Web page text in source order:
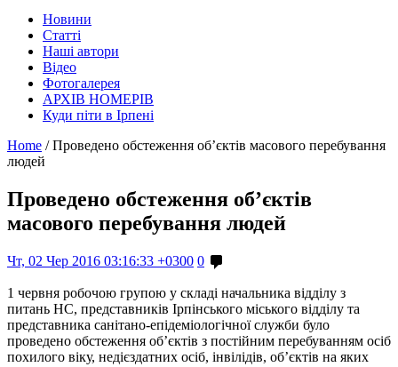
Новини
Статті
Наші автори
Відео
Фотогалерея
АРХІВ НОМЕРІВ
Куди піти в Ірпені
Home / Проведено обстеження об’єктів масового перебування
людей
Проведено обстеження об’єктів
масового перебування людей
Чт, 02 Чер 2016 03:16:33 +0300 0
1 червня робочою групою у складі начальника відділу з
питань НС, представників Ірпінського міського відділу та
представника санітано-епідеміологічної служби було
проведено обстеження об’єктів з постійним перебуванням осіб
похилого віку, недієздатних осіб, інвілідів, об’єктів на яких